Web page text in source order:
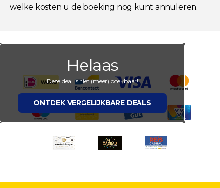
welke kosten u de boeking nog kunt annuleren.
Helaas
Deze deal is niet (meer) boekbaar!
ONTDEK VERGELIJKBARE DEALS